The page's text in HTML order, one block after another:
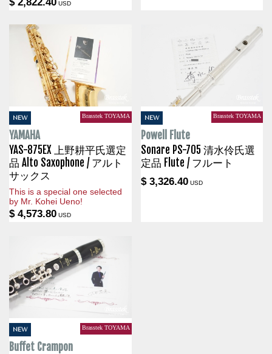
USD
NEW Brasstek TOYAMA
YAMAHA
YAS-875EX 上野耕平氏選定
品 Alto Saxophone / アルト
サックス
This is a special one selected
by Mr. Kohei Ueno!
$ 4,573.80 USD
NEW Brasstek TOYAMA
Powell Flute
Sonare PS-705 清水伶氏選
定品 Flute / フルート
$ 3,326.40USD
NEW Brasstek TOYAMA
Buffet Crampon